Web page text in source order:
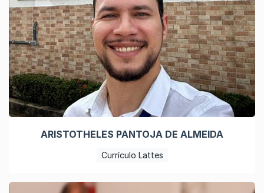
ARISTOTHELES PANTOJA DE ALMEIDA
Currículo Lattes